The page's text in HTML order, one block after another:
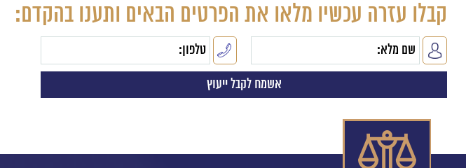
קבלו עזרה עכשיו מלאו את הפרטים הבאים ותענו בהקדם: